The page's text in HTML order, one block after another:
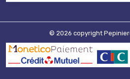
© 2026 copyright